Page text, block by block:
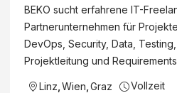
BEKO sucht erfahrene IT-
Partnerunternehmen für
DevOps, Security, Data, Testing,
Projektleitung und
Linz Wien Graz Vollzeit